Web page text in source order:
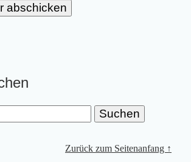
Zurück zum Seitenanfang ↑